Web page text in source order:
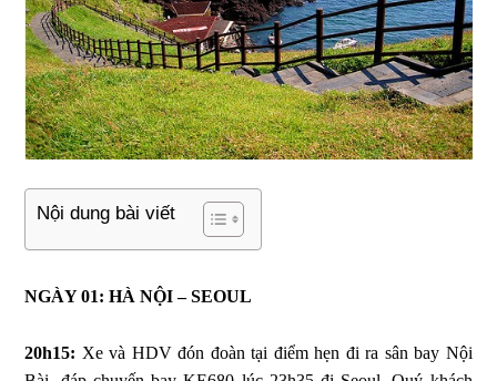
Nội dung bài viết
NGÀY 01: HÀ NỘI – SEOUL
20h15: Xe và HDV đón đoàn tại điểm hẹn đi ra sân bay Nội